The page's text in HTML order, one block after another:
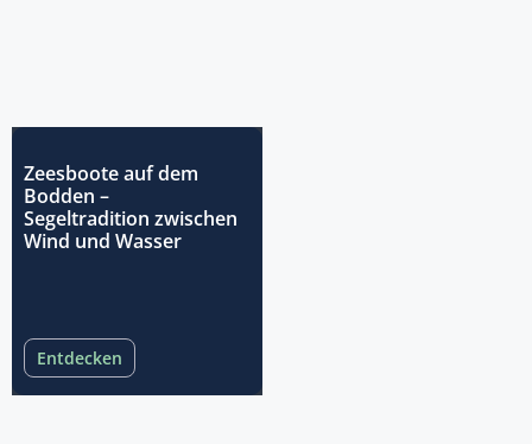
Zeesboote auf dem
Bodden –
Segeltradition zwischen
Wind und Wasser
Entdecken